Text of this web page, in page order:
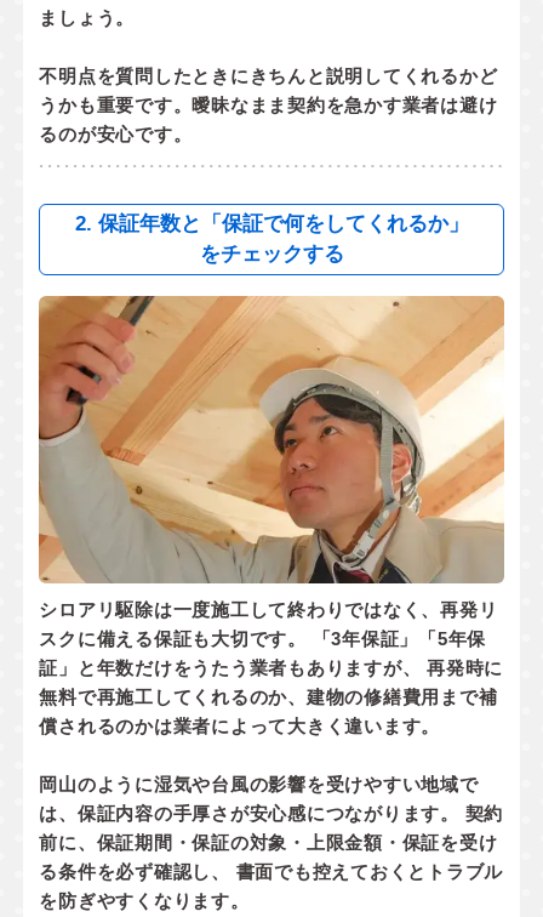
ましょう。
不明点を質問したときにきちんと説明してくれるかど
うかも重要です。曖昧なまま契約を急かす業者は避け
るのが安心です。
2. 保証年数と「保証で何をしてくれるか」
をチェックする
シロアリ駆除は一度施工して終わりではなく、再発リ
スクに備える保証も大切です。 「3年保証」「5年保
証」と年数だけをうたう業者もありますが、 再発時に
無料で再施工してくれるのか、 建物の修繕費用まで補
償されるのかは業者によって大きく違います。
岡山のように湿気や台風の影響を受けやすい地域で
は、保証内容の手厚さが安心感につながります。 契約
前に、 保証期間・保証の対象・上限金額・保証を受け
る条件を必ず確認し、 書面でも控えておくとトラブル
を防ぎやすくなります。